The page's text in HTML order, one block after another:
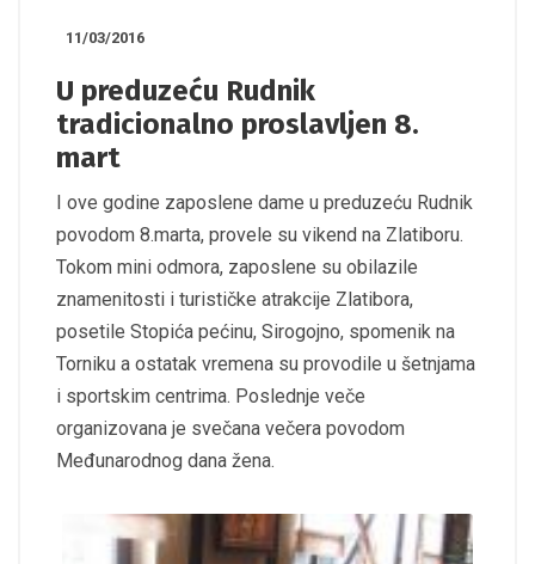
11/03/2016
U preduzeću Rudnik
tradicionalno proslavljen 8.
mart
I ove godine zaposlene dame u preduzeću Rudnik
povodom 8.marta, provele su vikend na Zlatiboru.
Tokom mini odmora, zaposlene su obilazile
znamenitosti i turističke atrakcije Zlatibora,
posetile Stopića pećinu, Sirogojno, spomenik na
Torniku a ostatak vremena su provodile u šetnjama
i sportskim centrima. Poslednje veče
organizovana je svečana večera povodom
Međunarodnog dana žena.